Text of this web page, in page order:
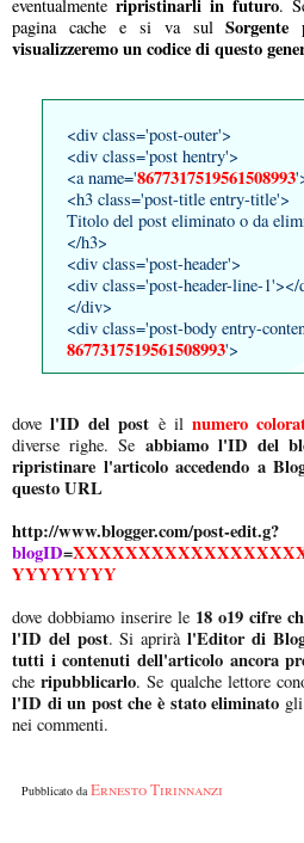
eventualmente ripristinarli in futuro.
pagina cache e si va sulSorgente
visualizzeremo un codice di questo
<div class='post-outer'>
<div class='post hentry'>
<a name='8677317519561508993
<h3 class='post-title entry-title'>
Titolo del post eliminato o da
</h3>
<div class='post-header'>
<div class='post-header-line-
</div>
<div class='post-body entry-
8677317519561508993'>
dovel'ID del post è il numero
diverse righe. Se abbiamo l'ID del
ripristinare l'articolo accedendo a
questo URL
http://www.blogger.com/post-edit.g?
blogID=
YYYYYYYY
dove dobbiamo inserire le 18 o19 cifre
l'ID del post. Si apriràl'Editor di
tutti i contenuti dell'articolo ancora
cheripubblicarlo. Se qualche lettore
l'ID di un post che è stato eliminato
nei commenti.
Pubblicato daErnesto Tirinnanzi